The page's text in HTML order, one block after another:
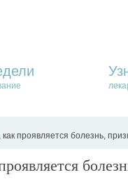
проявляется болезнь,